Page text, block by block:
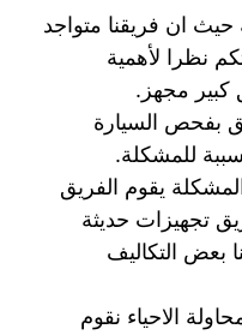
ان فريقنا متواجد
نظرا لأهمية
كبير مجهز.
بفحص السيارة
للمشكلة.
المشكلة يقوم الفريق
تجهيزات حديثة
بعض التكاليف
الاحياء نقوم